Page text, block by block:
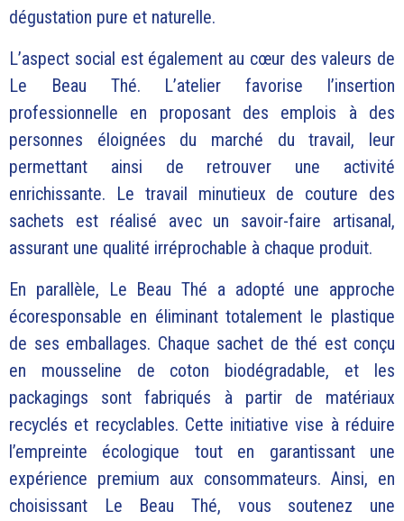
dégustation pure et naturelle.
L’aspect social est également au cœur des valeurs de
Le Beau Thé. L’atelier favorise l’insertion
professionnelle en proposant des emplois à des
personnes éloignées du marché du travail, leur
permettant ainsi de retrouver une activité
enrichissante. Le travail minutieux de couture des
sachets est réalisé avec un savoir-faire artisanal,
assurant une qualité irréprochable à chaque produit.
En parallèle, Le Beau Thé a adopté une approche
écoresponsable en éliminant totalement le plastique
de ses emballages. Chaque sachet de thé est conçu
en mousseline de coton biodégradable, et les
packagings sont fabriqués à partir de matériaux
recyclés et recyclables. Cette initiative vise à réduire
l’empreinte écologique tout en garantissant une
expérience premium aux consommateurs. Ainsi, en
choisissant Le Beau Thé, vous soutenez une